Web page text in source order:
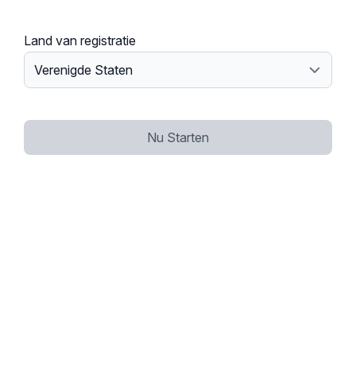
Land van registratie
Nu Starten